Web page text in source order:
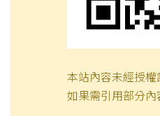
修改時間：